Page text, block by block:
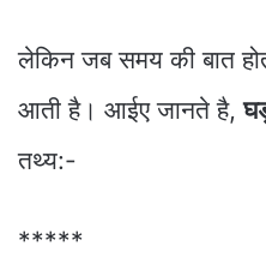
लेकिन जब समय की बात
आती है। आईए जानते है,
तथ्‍य:-
*****